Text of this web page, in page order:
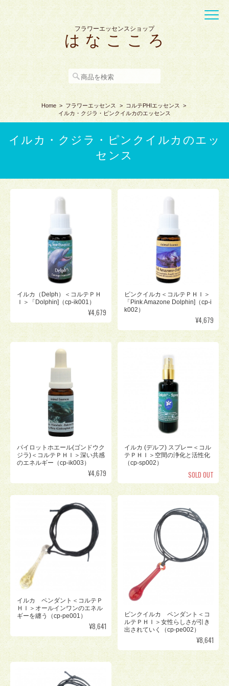
フラワーエッセンスショップ
は な こ こ ろ
Home フラワーエッセンス
コルテPHIエッセンス
イルカ・クジラ・ピンクイルカのエッセンス
イルカ・クジラ・ピンクイルカのエッ
センス
イルカ（Delph）＜コルテＰＨ
Ｉ＞「Dolphin]（cp-ik001）
¥4,679
ピンクイルカ＜コルテＰＨＩ＞
「Pink Amazone Dolphin]（cp-i
k002）
¥4,679
パイロットホエール(ゴンドウク
ジラ)＜コルテＰＨＩ＞深い共感
のエネルギー（cp-ik003）
¥4,679
イルカ (デルフ) スプレー＜コル
テＰＨＩ＞空間の浄化と活性化
（cp-sp002）
SOLD OUT
イルカ ペンダント＜コルテＰ
ＨＩ＞オールインワンのエネル
ギーを纏う（cp-pe001）
¥8,641
ピンクイルカ ペンダント＜コ
ルテＰＨＩ＞女性らしさが引き
出されていく（cp-pe002）
¥8,641